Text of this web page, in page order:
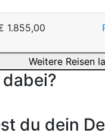
1.855,00
Weitere Reisen
du dein